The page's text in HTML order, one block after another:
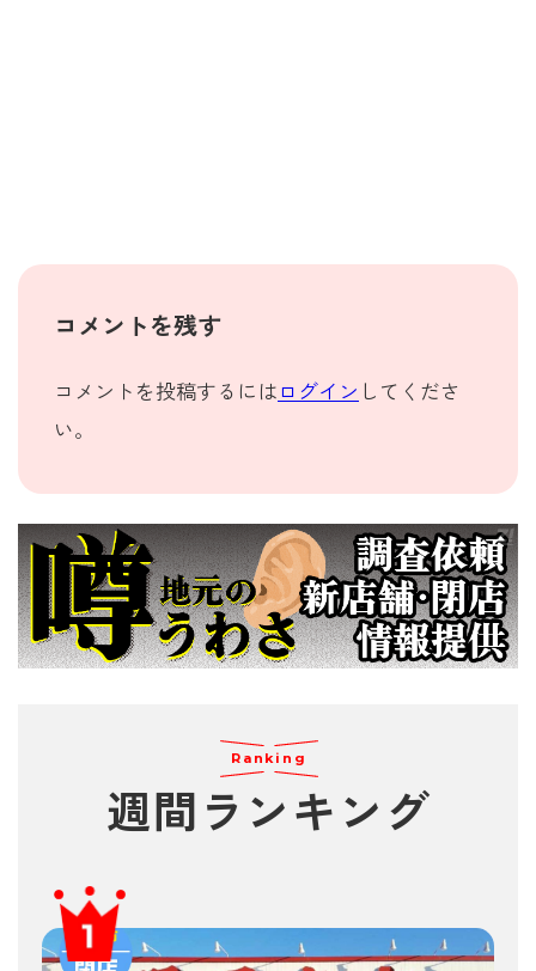
コメントを残す
コメントを投稿するには ログイン してくださ
い。
Ranking
週間 ランキング